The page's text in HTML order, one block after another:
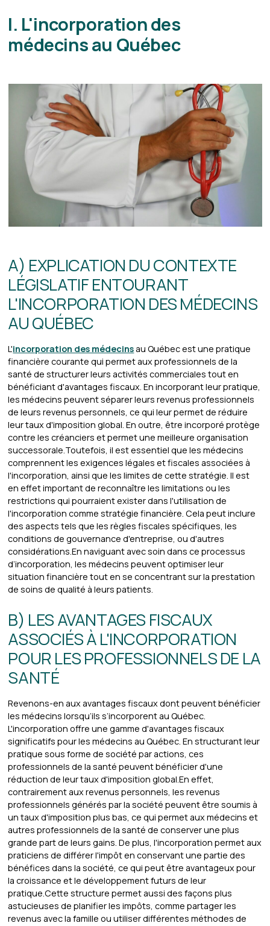
I. L'incorporation des
médecins au Québec
A) EXPLICATION DU CONTEXTE
LÉGISLATIF ENTOURANT
L'INCORPORATION DES MÉDECINS
AU QUÉBEC
L'incorporation des médecins au Québec est une pratique
financière courante qui permet aux professionnels de la
santé de structurer leurs activités commerciales tout en
bénéficiant d'avantages fiscaux. En incorporant leur pratique,
les médecins peuvent séparer leurs revenus professionnels
de leurs revenus personnels, ce qui leur permet de réduire
leur taux d'imposition global. En outre, être incorporé protège
contre les créanciers et permet une meilleure organisation
successorale.Toutefois, il est essentiel que les médecins
comprennent les exigences légales et fiscales associées à
l'incorporation, ainsi que les limites de cette stratégie. Il est
en effet important de reconnaître les limitations ou les
restrictions qui pourraient exister dans l'utilisation de
l'incorporation comme stratégie financière. Cela peut inclure
des aspects tels que les règles fiscales spécifiques, les
conditions de gouvernance d'entreprise, ou d'autres
considérations.En naviguant avec soin dans ce processus
d’incorporation, les médecins peuvent optimiser leur
situation financière tout en se concentrant sur la prestation
de soins de qualité à leurs patients.
B) LES AVANTAGES FISCAUX
ASSOCIÉS À L'INCORPORATION
POUR LES PROFESSIONNELS DE LA
SANTÉ
Revenons-en aux avantages fiscaux dont peuvent bénéficier
les médecins lorsqu’ils s’incorporent au Québec.
L'incorporation offre une gamme d'avantages fiscaux
significatifs pour les médecins au Québec. En structurant leur
pratique sous forme de société par actions, ces
professionnels de la santé peuvent bénéficier d'une
réduction de leur taux d'imposition global.En effet,
contrairement aux revenus personnels, les revenus
professionnels générés par la société peuvent être soumis à
un taux d'imposition plus bas, ce qui permet aux médecins et
autres professionnels de la santé de conserver une plus
grande part de leurs gains. De plus, l'incorporation permet aux
praticiens de différer l'impôt en conservant une partie des
bénéfices dans la société, ce qui peut être avantageux pour
la croissance et le développement futurs de leur
pratique.Cette structure permet aussi des façons plus
astucieuses de planifier les impôts, comme partager les
revenus avec la famille ou utiliser différentes méthodes de